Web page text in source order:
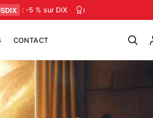
: -5 % sur DIX Conseils muscu,
CONTACT